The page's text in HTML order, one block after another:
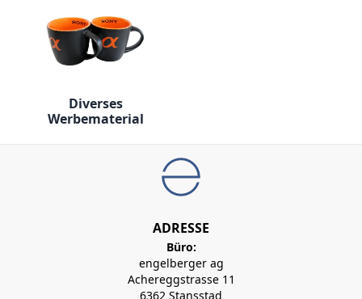
Diverses
Werbematerial
ADRESSE
Büro:
engelberger ag
Achereggstrasse 11
6362 Stansstad